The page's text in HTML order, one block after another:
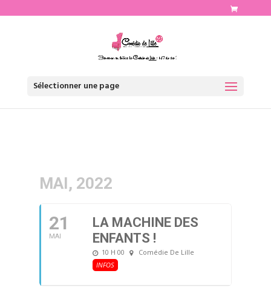
Sélectionner une page
MAI, 2022
21
MAI
LA MACHINE DES
ENFANTS !
10 H 00
Comédie De Lille
INFOS